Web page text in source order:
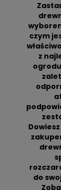
czym
z
do